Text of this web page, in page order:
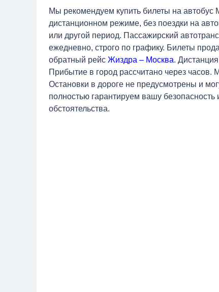
Мы рекомендуем купить билеты на
дистанционном режиме, без поездки на
или другой период. Пассажирский
ежедневно, строго по графику. Билеты
обратный рейс Жиздра – Москва.
Прибытие в город рассчитано через
Остановки в дороге не предусмотрены и
полностью гарантируем вашу
обстоятельства.